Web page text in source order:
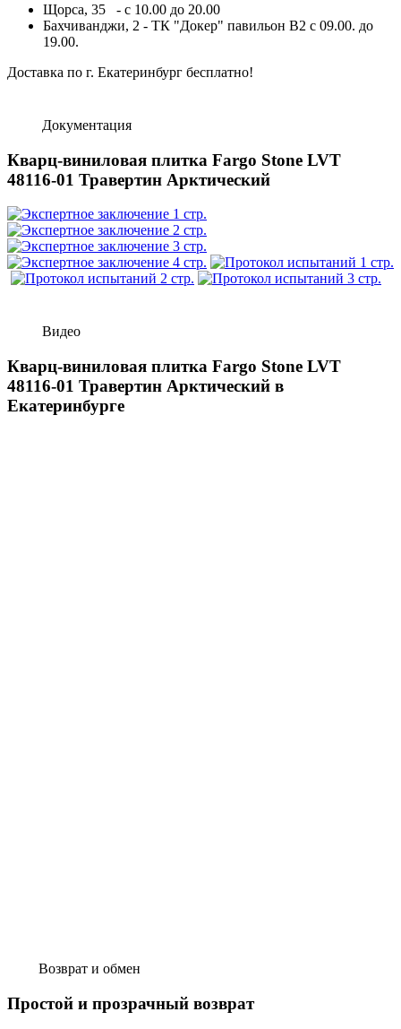
Щорса, 35 - с 10.00 до 20.00
Бахчиванджи, 2 - ТК "Докер" павильон B2 с 09.00. до
19.00.
Доставка по г. Екатеринбург бесплатно!
Документация
Кварц-виниловая плитка Fargo Stone LVT
48116-01 Травертин Арктический
Видео
Кварц-виниловая плитка Fargo Stone LVT
48116-01 Травертин Арктический в
Екатеринбурге
Возврат и обмен
Простой и прозрачный возврат